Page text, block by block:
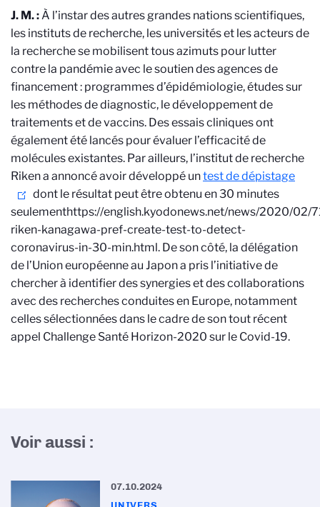
J. M. :À l’instar des autres grandes nations scientifiques,
les instituts de recherche, les universités et les acteurs de
la recherche se mobilisent tous azimuts pour lutter
contre la pandémie avec le soutien des agences de
financement : programmes d’épidémiologie, études sur
les méthodes de diagnostic, le développement de
traitements et de vaccins. Des essais cliniques ont
également été lancés pour évaluer l’efficacité de
molécules existantes. Par ailleurs, l’institut de recherche
Riken a annoncé avoir développé untest de dépistage
dont le résultat peut être obtenu en 30 minutes
seulementhttps://english.kyodonews.net/news/2020/02/
riken-kanagawa-pref-create-test-to-detect-
coronavirus-in-30-min.html. De son côté, la délégation
de l’Union européenne au Japon a pris l’initiative de
chercher à identifier des synergies et des collaborations
avec des recherches conduites en Europe, notamment
celles sélectionnées dans le cadre de son tout récent
appel Challenge Santé Horizon-2020 sur le Covid-19.
Voir aussi :
07.10.2024